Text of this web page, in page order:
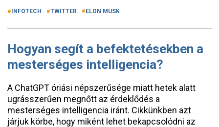
INFOTECH TWITTER ELON MUSK
Hogyan segít a befektetésekben a
mesterséges intelligencia?
A ChatGPT óriási népszerűsége miatt hetek alatt
ugrásszerűen megnőtt az érdeklődés a
mesterséges intelligencia iránt. Cikkünkben azt
járjuk körbe, hogy miként lehet bekapcsolódni az